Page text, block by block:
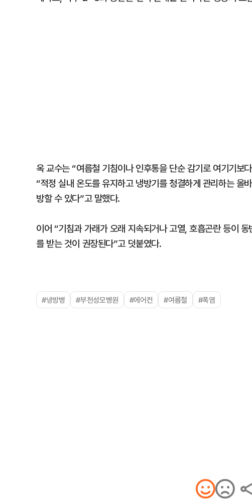
옥 교수는 “여름철 기침이나 인후통을 단순 감기로 여기기보
“적정 실내 온도를 유지하고 냉방기를 청결하게 관리하는 올
방할 수 있다”고 말했다.
이어 “기침과 가래가 오래 지속되거나 고열, 호흡곤란 등이
를 받는 것이 권장된다”고 덧붙였다.
#냉방병 #부천성모병원 #에어컨 #여름철 #폭염